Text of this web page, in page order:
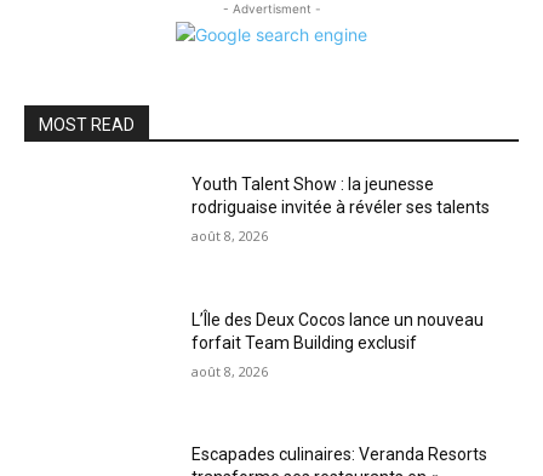
- Advertisment -
MOST READ
Youth Talent Show : la jeunesse
rodriguaise invitée à révéler ses talents
août 8, 2026
L’Île des Deux Cocos lance un nouveau
forfait Team Building exclusif
août 8, 2026
Escapades culinaires: Veranda Resorts